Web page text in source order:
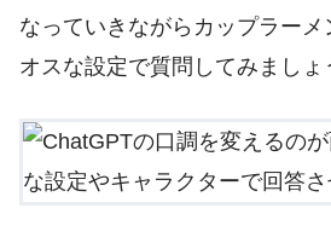
なっていきながらカップラー
オスな設定で質問してみましょ